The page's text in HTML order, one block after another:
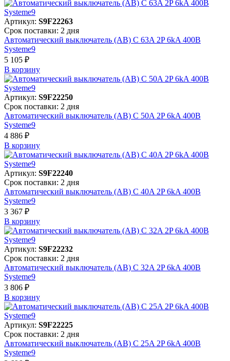
Артикул: S9F22263
Срок поставки: 2 дня
Автоматический выключатель (АВ) C 63A 2P 6kA 400В
Systeme9
5 105 ₽
В корзинy
Артикул: S9F22250
Срок поставки: 2 дня
Автоматический выключатель (АВ) C 50A 2P 6kA 400В
Systeme9
4 886 ₽
В корзинy
Артикул: S9F22240
Срок поставки: 2 дня
Автоматический выключатель (АВ) C 40A 2P 6kA 400В
Systeme9
3 367 ₽
В корзинy
Артикул: S9F22232
Срок поставки: 2 дня
Автоматический выключатель (АВ) C 32A 2P 6kA 400В
Systeme9
3 806 ₽
В корзинy
Артикул: S9F22225
Срок поставки: 2 дня
Автоматический выключатель (АВ) C 25A 2P 6kA 400В
Systeme9